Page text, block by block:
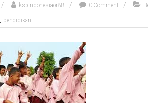
kspindonesiaor88 0 Comment
, pendidikan